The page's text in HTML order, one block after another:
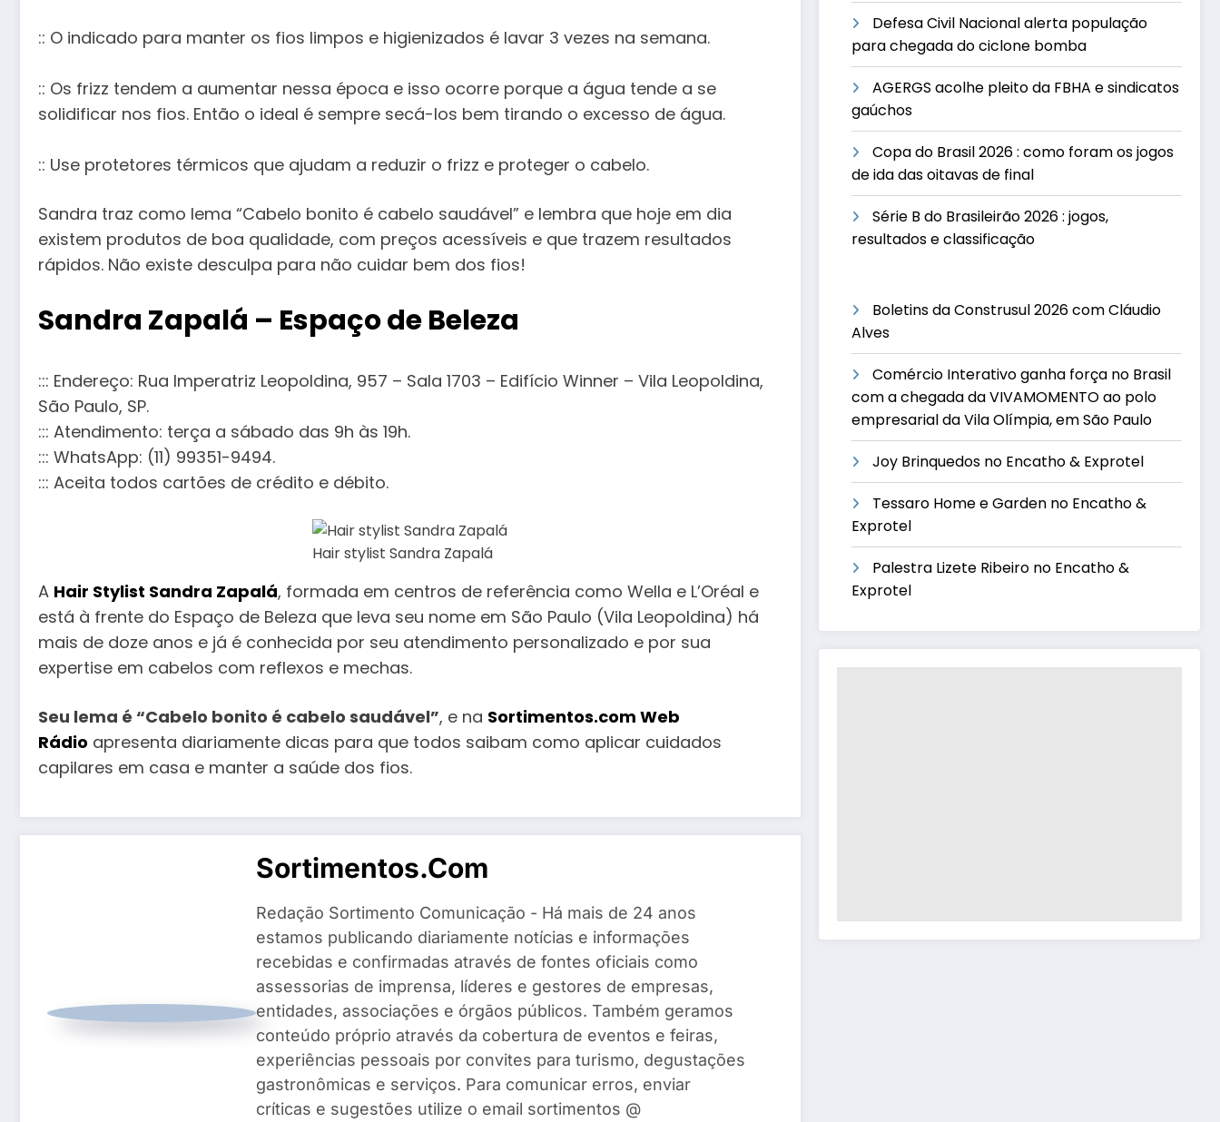
:: O indicado para manter os fios limpos e higienizados é lavar 3 vezes na semana.
:: Os frizz tendem a aumentar nessa época e isso ocorre porque a água tende a se
solidificar nos fios. Então o ideal é sempre secá-los bem tirando o excesso de água.
:: Use protetores térmicos que ajudam a reduzir o frizz e proteger o cabelo.
Sandra traz como lema “Cabelo bonito é cabelo saudável” e lembra que hoje em dia
existem produtos de boa qualidade, com preços acessíveis e que trazem resultados
rápidos. Não existe desculpa para não cuidar bem dos fios!
Sandra Zapalá – Espaço de Beleza
::: Endereço: Rua Imperatriz Leopoldina, 957 – Sala 1703 – Edifício Winner – Vila Leopoldina,
São Paulo, SP.
::: Atendimento: terça a sábado das 9h às 19h.
::: WhatsApp: (11) 99351-9494.
::: Aceita todos cartões de crédito e débito.
Hair stylist Sandra Zapalá
A Hair Stylist Sandra Zapalá, formada em centros de referência como Wella e L’Oréal e
está à frente do Espaço de Beleza que leva seu nome em São Paulo (Vila Leopoldina) há
mais de doze anos e já é conhecida por seu atendimento personalizado e por sua
expertise em cabelos com reflexos e mechas.
Seu lema é “Cabelo bonito é cabelo saudável”, e na Sortimentos.com Web
Rádio apresenta diariamente dicas para que todos saibam como aplicar cuidados
capilares em casa e manter a saúde dos fios.
Sortimentos.com
Redação Sortimento Comunicação - Há mais de 24 anos
estamos publicando diariamente notícias e informações
recebidas e confirmadas através de fontes oficiais como
assessorias de imprensa, líderes e gestores de empresas,
entidades, associações e órgãos públicos. Também geramos
conteúdo próprio através da cobertura de eventos e feiras,
experiências pessoais por convites para turismo, degustações
gastronômicas e serviços. Para comunicar erros, enviar
críticas e sugestões utilize o email sortimentos @
Defesa Civil Nacional alerta população
para chegada do ciclone bomba
AGERGS acolhe pleito da FBHA e sindicatos
gaúchos
Copa do Brasil 2026 : como foram os jogos
de ida das oitavas de final
Série B do Brasileirão 2026 : jogos,
resultados e classificação
Boletins da Construsul 2026 com Cláudio
Alves
Comércio Interativo ganha força no Brasil
com a chegada da VIVAMOMENTO ao polo
empresarial da Vila Olímpia, em São Paulo
Joy Brinquedos no Encatho & Exprotel
Tessaro Home e Garden no Encatho &
Exprotel
Palestra Lizete Ribeiro no Encatho &
Exprotel